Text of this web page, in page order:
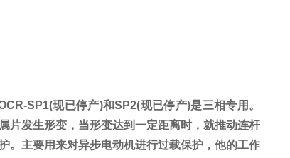
SP1(现已停产)和SP2(现已停产)是三相专用。
片发生形变，当形变达到一定距离时，就推动连杆
。主要用来对异步电动机进行过载保护，他的工作